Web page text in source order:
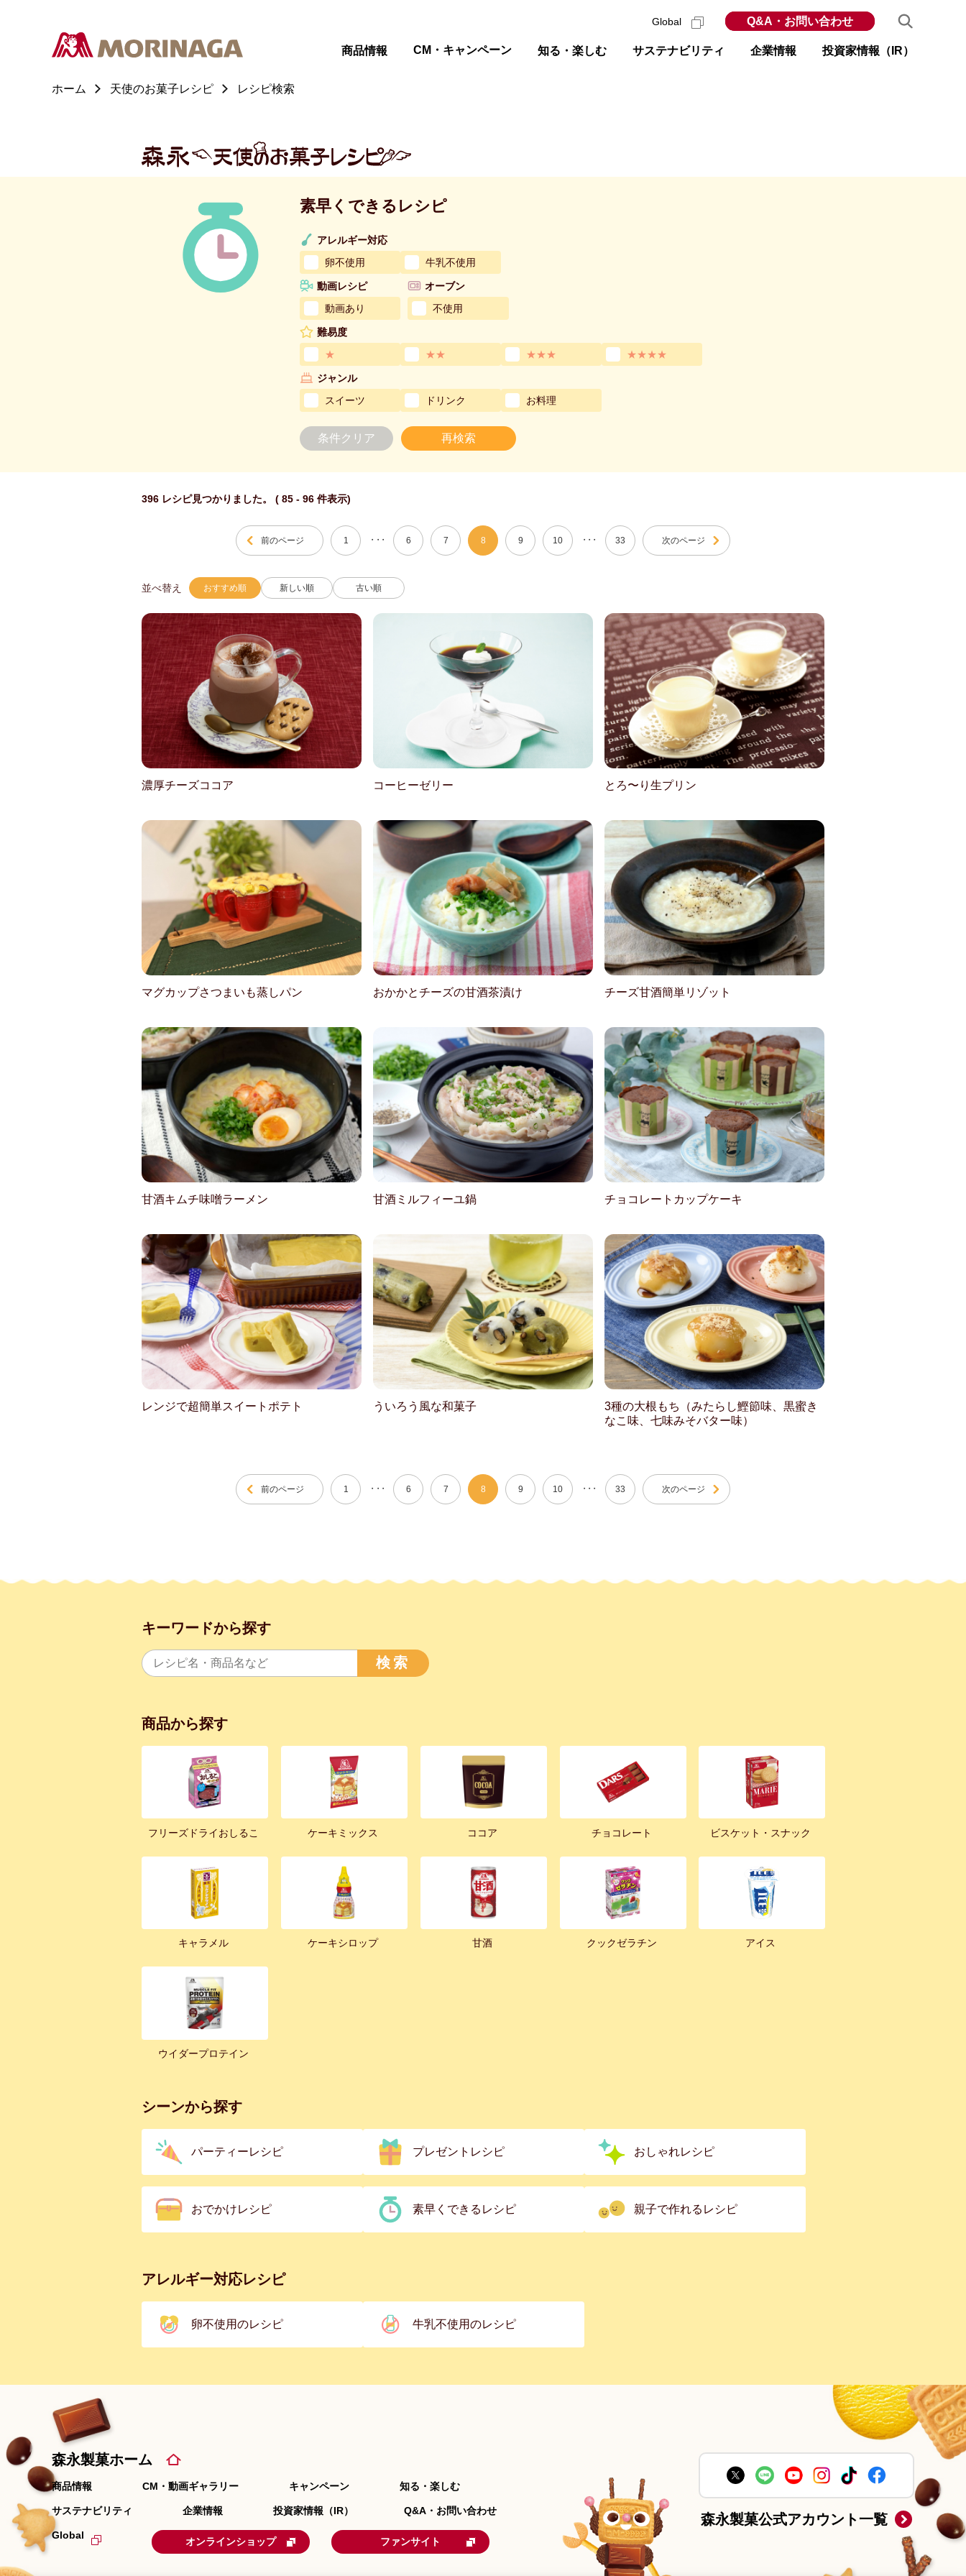
商品情報 CM・キャンペーン 知る・楽しむ サステナビリティ 企業情報 投資家情報（IR）
Global Q&A・お問い合わせ
ホーム 天使のお菓子レシピ レシピ検索
素早くできるレシピ
アレルギー対応
卵不使用
牛乳不使用
動画レシピ
動画あり
オーブン
不使用
難易度
★
★★ ★★★ ★★★★
ジャンル
スイーツ
ドリンク お料理
条件クリア 再検索
396 レシピ見つかりました。 ( 85 - 96 件表示)
前のページ 1 ・・・ 6 7 8 9 10 ・・・ 33 次のページ
並べ替え おすすめ順 新しい順 古い順
濃厚チーズココア コーヒーゼリー とろ〜り生プリン
マグカップさつまいも蒸しパン おかかとチーズの甘酒茶漬け チーズ甘酒簡単リゾット
甘酒キムチ味噌ラーメン 甘酒ミルフィーユ鍋 チョコレートカップケーキ
レンジで超簡単スイートポテト ういろう風な和菓子
3種の大根もち（みたらし鰹節味、黒蜜き
なこ味、七味みそバター味）
前のページ 1 ・・・ 6 7 8 9 10 ・・・ 33 次のページ
キーワードから探す
検索
商品から探す
フリーズドライおしるこ ケーキミックス ココア チョコレート ビスケット・スナック
キャラメル ケーキシロップ 甘酒 クックゼラチン アイス
ウイダープロテイン
シーンから探す
パーティーレシピ プレゼントレシピ おしゃれレシピ
おでかけレシピ 素早くできるレシピ 親子で作れるレシピ
アレルギー対応レシピ
卵不使用のレシピ 牛乳不使用のレシピ
森永製菓ホーム
商品情報 CM・動画ギャラリー キャンペーン 知る・楽しむ
サステナビリティ 企業情報 投資家情報（IR） Q&A・お問い合わせ
Global
オンラインショップ ファンサイト
森永製菓公式アカウント一覧